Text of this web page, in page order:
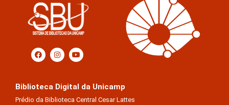
Biblioteca Digital da Unicamp
Prédio da Biblioteca Central Cesar Lattes